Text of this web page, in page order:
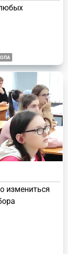
измениться